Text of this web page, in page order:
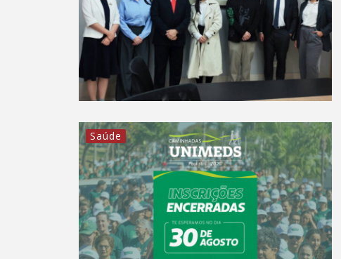
Saúde